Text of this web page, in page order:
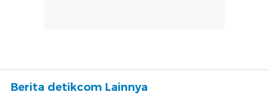
Berita detikcom Lainnya